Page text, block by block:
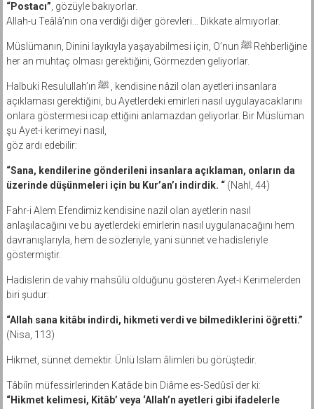
“Postacı” , gözüyle bakıyorlar.
Allah-u Teâlâ’nın ona verdiği diğer görevleri… Dikkate almıyorlar.
Müslümanın, Dinini layıkıyla yaşayabilmesi için, O’nun ﷺ Rehberliğine
her an muhtaç olması gerektiğini, Görmezden geliyorlar.
Halbuki Resulullah’ın ﷺ , kendisine nâzil olan ayetleri insanlara
açıklaması gerektiğini, bu Ayetlerdeki emirleri nasıl uygulayacaklarını
onlara göstermesi icap ettiğini anlamazdan geliyorlar. Bir Müslüman
şu Ayet-i kerimeyi nasıl,
göz ardı edebilir:
“Sana, kendilerine gönderileni insanlara açıklaman, onların da
üzerinde düşünmeleri için bu Kur’an’ı indirdik. “(Nahl, 44)
Fahr-i Alem Efendimiz kendisine nazil olan ayetlerin nasıl
anlaşılacağını ve bu ayetlerdeki emirlerin nasıl uygulanacağını hem
davranışlarıyla, hem de sözleriyle, yani sünnet ve hadisleriyle
göstermiştir.
Hadislerin de vahiy mahsûlü olduğunu gösteren Ayet-i Kerimelerden
biri şudur:
“Allah sana kitâbı indirdi, hikmeti verdi ve bilmediklerini öğretti.”
(Nisa, 113)
Hikmet, sünnet demektir. Ünlü Islam âlimleri bu görüştedir.
Tâbiîn müfessirlerinden Katâde bin Diâme es-Sedûsî der ki:
“Hikmet kelimesi, Kitâb’ veya ‘Allah’n ayetleri gibi ifadelerle